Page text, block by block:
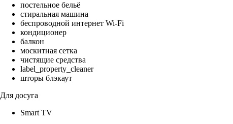
постельное бельё
стиральная машина
беспроводной интернет Wi-Fi
кондиционер
балкон
москитная сетка
чистящие средства
label_property_cleaner
шторы блэкаут
Для досуга
Smart TV